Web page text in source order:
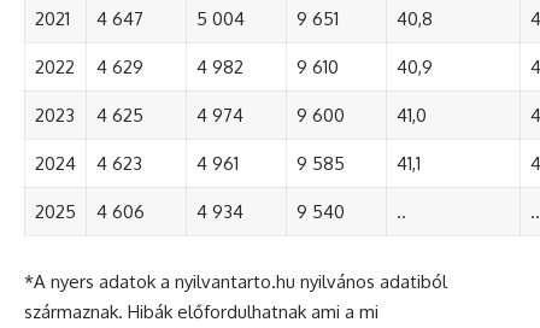
2021 4 647 5 004 9 651 40,8
2022 4 629 4 982 9 610 40,9
2023 4 625 4 974 9 600 41,0
2024 4 623 4 961 9 585 41,1
2025 4 606 4 934 9 540 .. ..
*A nyers adatok a nyilvantarto.hu nyilvános adatiból
származnak. Hibák előfordulhatnak ami a mi